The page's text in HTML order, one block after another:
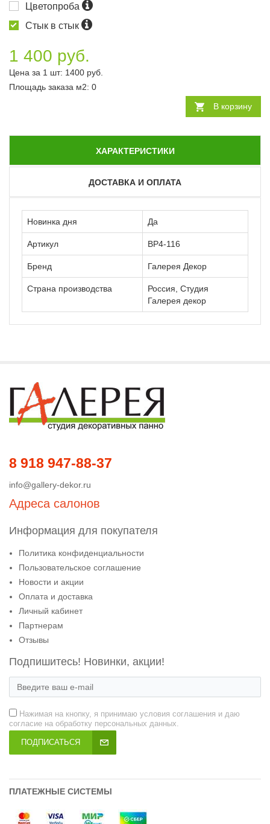
Цветопроба
Стык в стык
1 400 руб.
Цена за 1 шт: 1400 руб.
Площадь заказа м2: 0
В корзину
ХАРАКТЕРИСТИКИ
ДОСТАВКА И ОПЛАТА
Новинка дня Да
Артикул ВР4-116
Бренд Галерея Декор
Страна производства
Россия, Студия
Галерея декор
8 918 947-88-37
info@gallery-dekor.ru
Адреса салонов
Информация для покупателя
Политика конфиденциальности
Пользовательское соглашение
Новости и акции
Оплата и доставка
Личный кабинет
Партнерам
Отзывы
Подпишитесь! Новинки, акции!
Нажимая на кнопку, я принимаю условия соглашения и даю
согласие на обработку персональных данных.
ПОДПИСАТЬСЯ
ПЛАТЕЖНЫЕ СИСТЕМЫ